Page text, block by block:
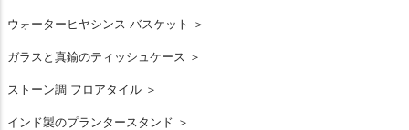
ウォーターヒヤシンス バスケット ＞
ガラスと真鍮のティッシュケース ＞
ストーン調 フロアタイル ＞
インド製のプランタースタンド ＞